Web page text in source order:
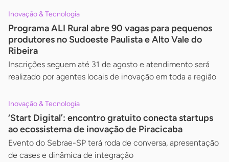
Inovação & Tecnologia
Programa ALI Rural abre 90 vagas para pequenos
produtores no Sudoeste Paulista e Alto Vale do
Ribeira
Inscrições seguem até 31 de agosto e atendimento será
realizado por agentes locais de inovação em toda a região
Inovação & Tecnologia
‘Start Digital’: encontro gratuito conecta startups
ao ecossistema de inovação de Piracicaba
Evento do Sebrae-SP terá roda de conversa, apresentação
de cases e dinâmica de integração